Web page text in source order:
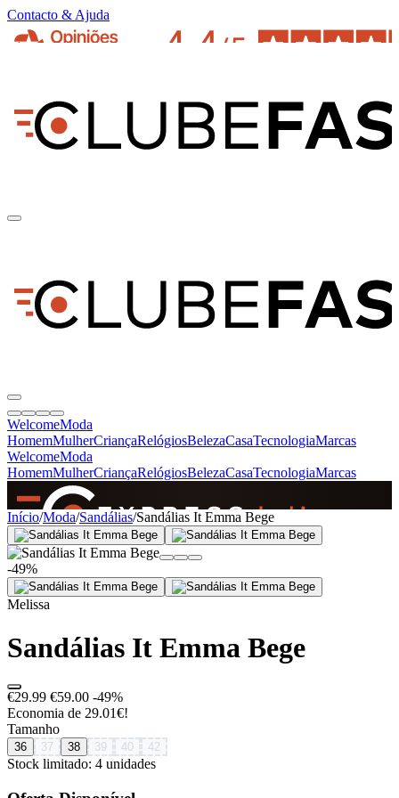
Contacto & Ajuda
WelcomeModa
HomemMulherCriançaRelógiosBelezaCasaTecnologiaMarcas
WelcomeModa
HomemMulherCriançaRelógiosBelezaCasaTecnologiaMarcas
SINCE 2005
+de 36.000 reviews
Início/Moda/Sandálias/Sandálias It Emma Bege
-49%
Melissa
Sandálias It Emma Bege
€29.99 €59.00 -49%
Economia de 29.01€!
Tamanho
36 37 38 39 40 42
Stock limitado: 4 unidades